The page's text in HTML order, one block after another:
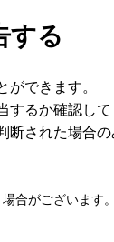
する
ができます。
るか確認して
された場合
合がございます